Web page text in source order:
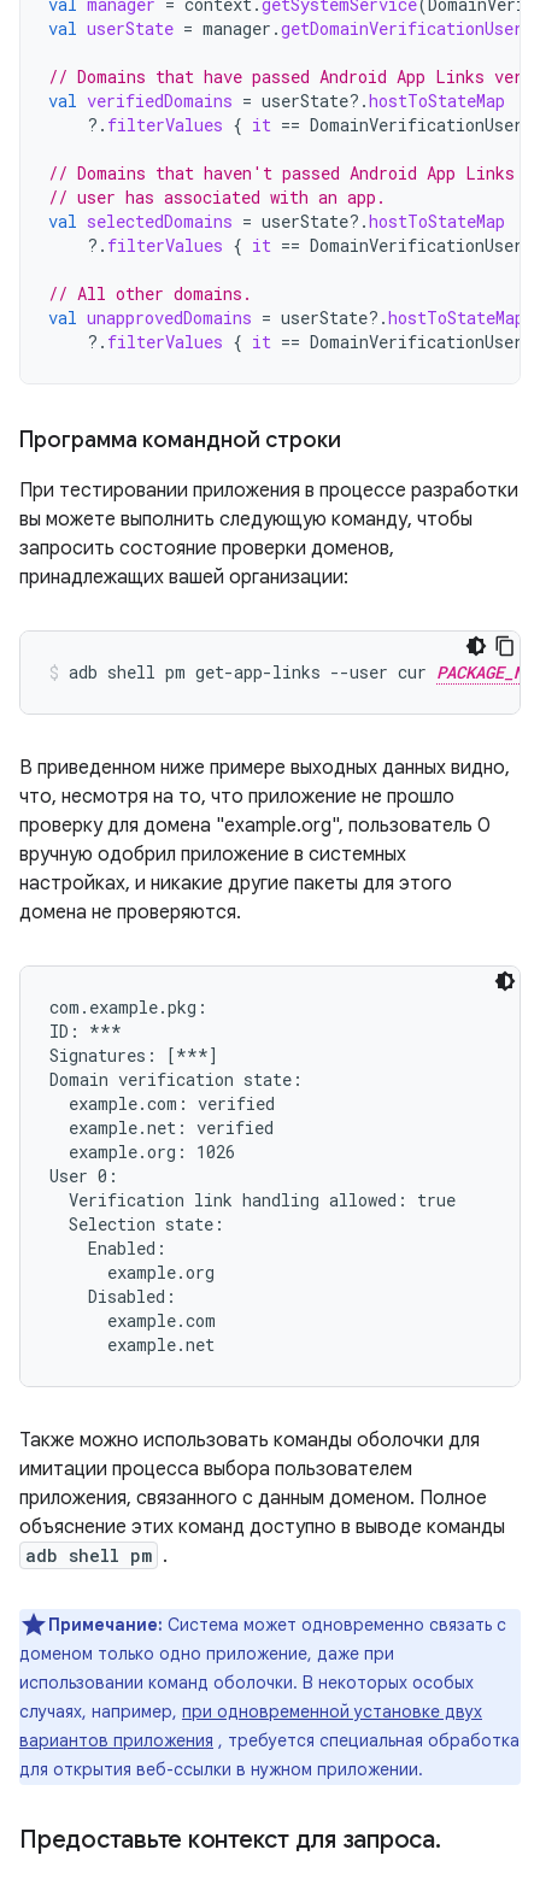
val userState = manager .
// Domains that have passed Android App Links
val verifiedDomains = userState?.hostToStateMap
?. filterValues { it ==
// Domains that haven't passed Android App
// user has associated with an app.
val selectedDomains = userState?.hostToStateMap
?. filterValues { it ==
// All other domains.
val unapprovedDomains = userState?.hostToStateMap
?. filterValues { it ==
Программа командной строки
При тестировании приложения в процессе разработки
вы можете выполнить следующую команду, чтобы
запросить состояние проверки доменов,
принадлежащих вашей организации:
adb shell pm get-app-links --user cur
В приведенном ниже примере выходных данных видно,
что, несмотря на то, что приложение не прошло
проверку для домена "example.org", пользователь 0
вручную одобрил приложение в системных
настройках, и никакие другие пакеты для этого
домена не проверяются.
com.example.pkg:
ID: ***
Signatures: [***]
Domain verification state:
  example.com: verified
  example.net: verified
  example.org: 1026
User 0:
  Verification link handling allowed: true
  Selection state:
    Enabled:
      example.org
    Disabled:
      example.com
Также можно использовать команды оболочки для
имитации процесса выбора пользователем
приложения, связанного с данным доменом. Полное
объяснение этих команд доступно в выводе команды
adb shell pm .
Примечание: Система может одновременно связать с
доменом только одно приложение, даже при
использовании команд оболочки. В некоторых особых
случаях, например, при одновременной установке двух
вариантов приложения , требуется специальная обработка
для открытия веб-ссылки в нужном приложении.
Предоставьте контекст для запроса.